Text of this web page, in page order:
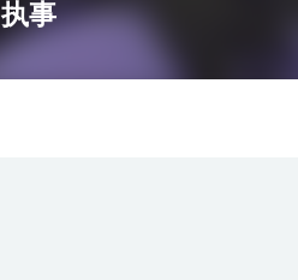
执事